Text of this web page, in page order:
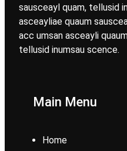
sausceayl quam, tellusid
asceayliae quaum
acc umsan asceayli
tellusid inumsau scence.
Main Menu
Home